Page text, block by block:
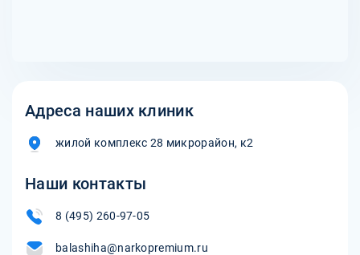
Адреса наших клиник
жилой комплекс 28 микрорайон, к2
Наши контакты
8 (495) 260-97-05
balashiha@narkopremium.ru